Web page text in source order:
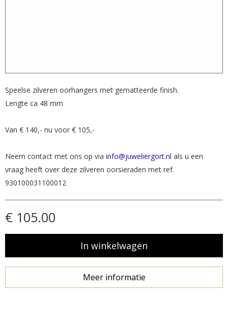
Speelse zilveren oorhangers met gematteerde finish.
Lengte ca 48 mm
Van € 140,- nu voor € 105,-
Neem contact met ons op via info@juweliergort.nl als u een
vraag heeft over deze zilveren oorsieraden met ref.
930100031100012
€ 105.00
Meer informatie